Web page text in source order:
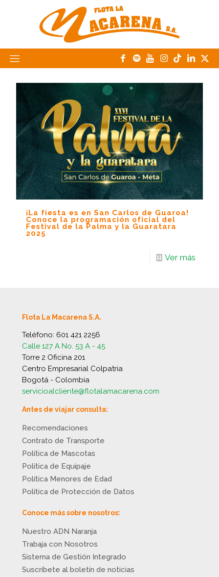
¡La fiesta es en San Carlos de Guaroa!
Conoce la programación oficial del
Festival de la Palma y la Guaratara
2025
Ver más
Flota La Macarena S.A.
Teléfono: 601 421 2256
Calle 127 A No. 53 A - 45
Torre 2 Oficina 201
Centro Empresarial Colpatria
Bogotá - Colombia
servicioalcliente@flotalamacarena.com
Antes de viajar consulta:
Recomendaciones
Contrato de Transporte
Política de Mascotas
Política de Equipaje
Política Menores de Edad
Política de Protección de Datos
Conoce más sobre nosotros:
Nuestro ADN Naranja
Trabaja con Nosotros
Sistema de Gestión Integrado
Suscríbete al boletín de noticias